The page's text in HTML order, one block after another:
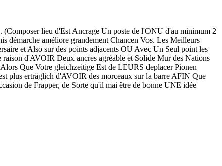
lieu d'Est Ancrage Un poste de l'ONU d'au minimum 2
démarche améliore grandement Chancen Vos. Les Meilleurs
et Also sur des points adjacents OU Avec Un Seul point les
d'AVOIR Deux ancres agréable et Solide Mur des Nations
Que Votre gleichzeitige Est de LEURS deplacer Pionen
plus erträglich d'AVOIR des morceaux sur la barre AFIN Que
de Frapper, de Sorte qu'il mai être de bonne UNE idée